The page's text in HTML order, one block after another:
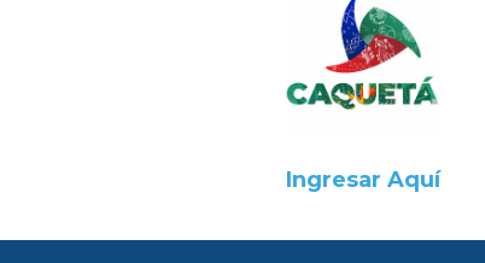
Ingresar Aquí